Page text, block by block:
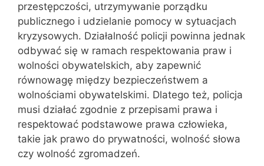
przestępczości, utrzymywanie porządku
publicznego i udzielanie pomocy w sytuacjach
kryzysowych. Działalność policji powinna jednak
odbywać się w ramach respektowania praw i
wolności obywatelskich, aby zapewnić
równowagę między bezpieczeństwem a
wolnościami obywatelskimi. Dlatego też, policja
musi działać zgodnie z przepisami prawa i
respektować podstawowe prawa człowieka,
takie jak prawo do prywatności, wolność słowa
czy wolność zgromadzeń.